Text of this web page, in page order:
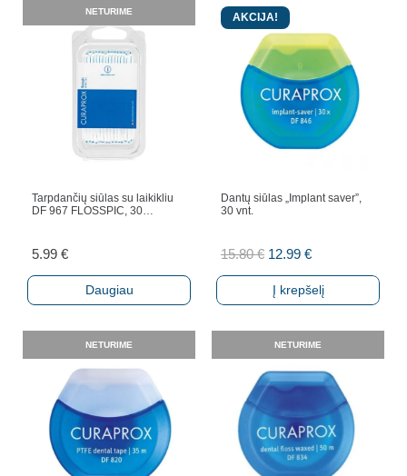
NETURIME
Tarpdančių siūlas su laikikliu
DF 967 FLOSSPIC, 30…
5.99 €
Daugiau
AKCIJA!
Dantų siūlas „Implant saver”,
30 vnt.
15.80€ Original
price
was:
12.99 €Current
price
is:
Į krepšelį
NETURIME NETURIME